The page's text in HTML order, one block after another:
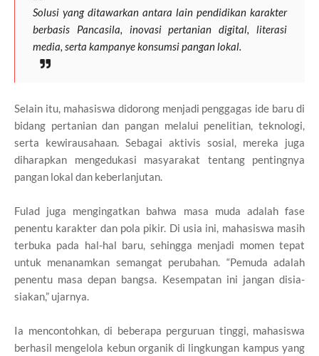
Solusi yang ditawarkan antara lain pendidikan karakter
berbasis Pancasila, inovasi pertanian digital, literasi
media, serta kampanye konsumsi pangan lokal.
Selain itu, mahasiswa didorong menjadi penggagas ide baru di
bidang pertanian dan pangan melalui penelitian, teknologi,
serta kewirausahaan. Sebagai aktivis sosial, mereka juga
diharapkan mengedukasi masyarakat tentang pentingnya
pangan lokal dan keberlanjutan.
Fulad juga mengingatkan bahwa masa muda adalah fase
penentu karakter dan pola pikir. Di usia ini, mahasiswa masih
terbuka pada hal-hal baru, sehingga menjadi momen tepat
untuk menanamkan semangat perubahan. “Pemuda adalah
penentu masa depan bangsa. Kesempatan ini jangan disia-
siakan,” ujarnya.
Ia mencontohkan, di beberapa perguruan tinggi, mahasiswa
berhasil mengelola kebun organik di lingkungan kampus yang